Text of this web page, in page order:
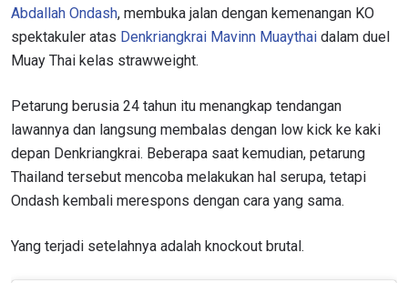
Abdallah Ondash, membuka jalan dengan kemenangan KO
spektakuler atas Denkriangkrai Mavinn Muaythai dalam duel
Muay Thai kelas strawweight.
Petarung berusia 24 tahun itu menangkap tendangan
lawannya dan langsung membalas dengan low kick ke kaki
depan Denkriangkrai. Beberapa saat kemudian, petarung
Thailand tersebut mencoba melakukan hal serupa, tetapi
Ondash kembali merespons dengan cara yang sama.
Yang terjadi setelahnya adalah knockout brutal.